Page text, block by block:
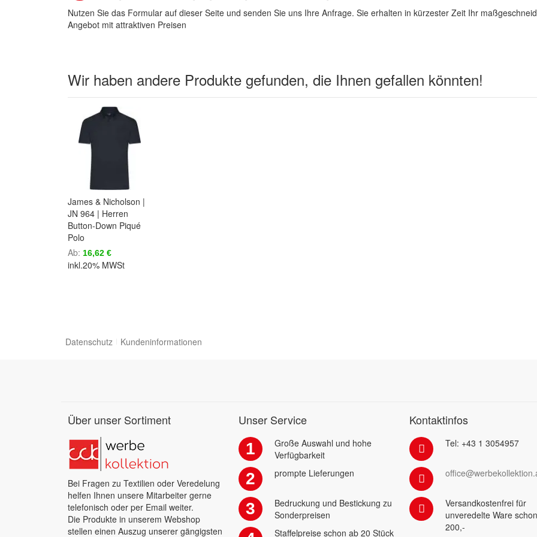
Nutzen Sie das Formular auf dieser Seite und senden Sie uns Ihre Anfrage. Sie erhalten in kürzester Zeit Ihr
Angebot mit attraktiven Preisen
Wir haben andere Produkte gefunden, die Ihnen gefallen könnten!
James & Nicholson |
JN 964 | Herren
Button-Down Piqué
Polo
Ab 16,62 €
inkl.20% MWSt
Datenschutz Kundeninformationen
Über unser Sortiment
Bei Fragen zu Textilien oder Veredelung
helfen Ihnen unsere Mitarbeiter gerne
telefonisch oder per Email weiter.
Die Produkte in unserem Webshop
stellen einen Auszug unserer gängigsten
Unser Service
1
Große Auswahl und hohe
Verfügbarkeit
2 prompte Lieferungen
3
Bedruckung und Bestickung zu
Sonderpreisen
Staffelpreise schon ab 20 Stück
Kontaktinfos
Tel: +43 1 3054957
Versandkostenfrei für
unveredelte Ware
200,-